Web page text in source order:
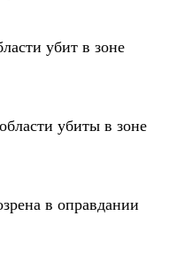
убит в зоне
убиты в зоне
в оправдании